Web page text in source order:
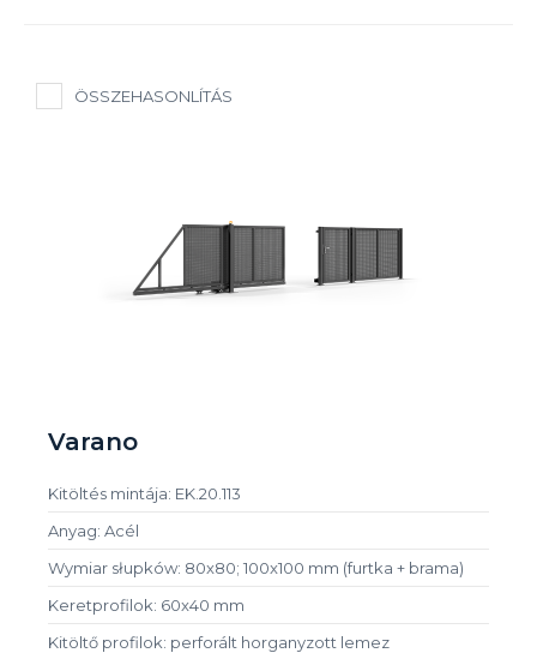
ÖSSZEHASONLÍTÁS
Varano
Kitöltés mintája: EK.20.113
Anyag: Acél
Wymiar słupków: 80x80; 100x100 mm (furtka + brama)
Keretprofilok: 60x40 mm
Kitöltő profilok: perforált horganyzott lemez